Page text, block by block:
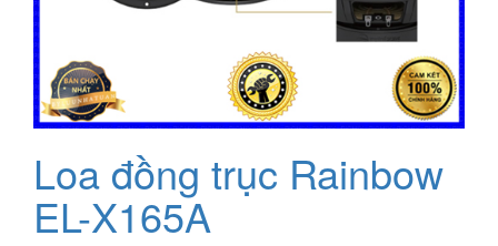
Loa đồng trục Rainbow
EL-X165A